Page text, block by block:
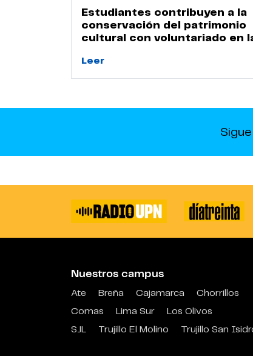
Estudiantes contribuyen a la
conservación del patrimonio
cultural con voluntariado en
Leer
Nuestros campus
Ate Breña Cajamarca
Chorrillos
Comas
Lima Sur
Los Olivos
SJL
Trujillo El Molino Trujillo San